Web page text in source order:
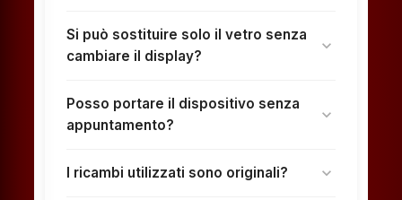
Si può sostituire solo il vetro senza
cambiare il display?
expand_more
Posso portare il dispositivo senza
appuntamento?
expand_more
I ricambi utilizzati sono originali? expand_more